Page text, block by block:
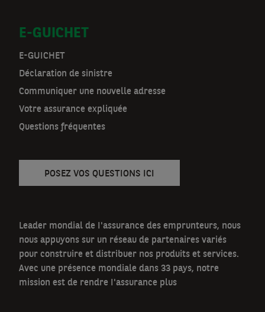
a
t
n
a
v
E-GUICHET
E-GUICHET
Déclaration de sinistre
Communiquer une nouvelle adresse
Votre assurance expliquée
Questions fréquentes
POSEZ VOS QUESTIONS ICI
Leader mondial de I'assurance des emprunteurs, nous
nous appuyons sur un réseau de partenaires variés
pour construire et distribuer nos produits et services.
Avec une présence mondiale dans 33 pays, notre
mission est de rendre I'assurance plus